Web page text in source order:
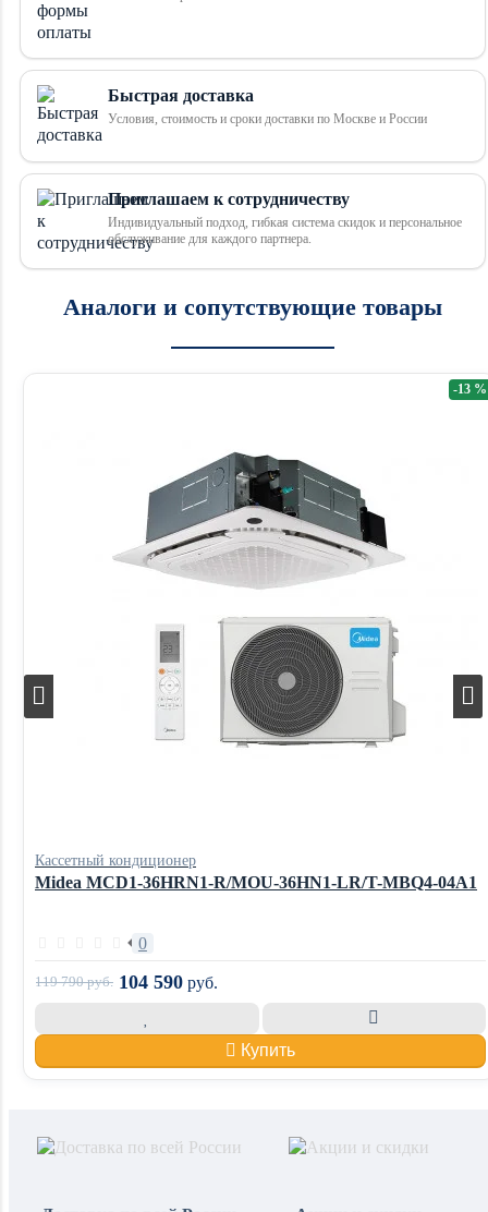
Быстрая доставка
Условия, стоимость и сроки доставки по Москве и России
Приглашаем к сотрудничеству
Индивидуальный подход, гибкая система скидок и персональное
обслуживание для каждого партнера.
Аналоги и сопутствующие товары
Кассетный кондиционер
Midea MCD1-36HRN1-R/MOU-36HN1-LR/T-MBQ4-04A1
0
-13 %
119 790руб. 104 590 руб.
Купить